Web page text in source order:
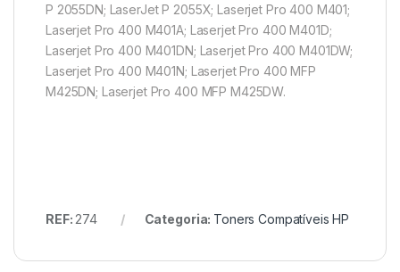
P 2055DN; LaserJet P 2055X; Laserjet Pro 400 M401;
Laserjet Pro 400 M401A; Laserjet Pro 400 M401D;
Laserjet Pro 400 M401DN; Laserjet Pro 400 M401DW;
Laserjet Pro 400 M401N; Laserjet Pro 400 MFP
M425DN; Laserjet Pro 400 MFP M425DW.
REF: 274 Categoria: Toners Compatíveis HP